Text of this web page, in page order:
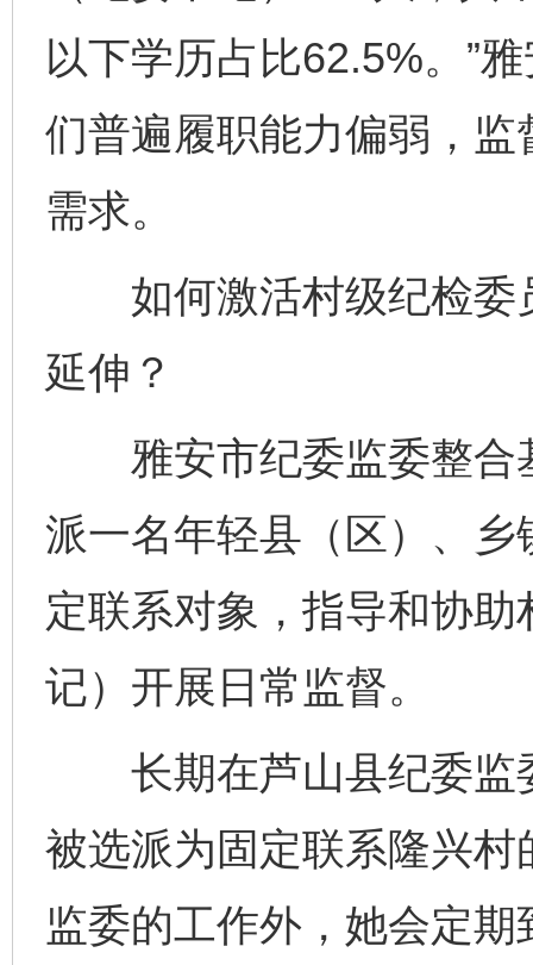
以下学历占比62.5%。”
们普遍履职能力偏弱，
需求。
如何激活村级纪检委
延伸？
雅安市纪委监委整合
派一名年轻县（区）、
定联系对象，指导和协
记）开展日常监督。
长期在芦山县纪委监
被选派为固定联系隆兴
监委的工作外，她会定